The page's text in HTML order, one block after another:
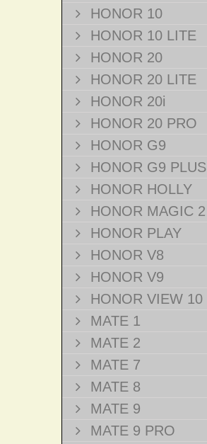
HONOR 10
HONOR 10 LITE
HONOR 20
HONOR 20 LITE
HONOR 20i
HONOR 20 PRO
HONOR G9
HONOR G9 PLUS
HONOR HOLLY
HONOR MAGIC 2
HONOR PLAY
HONOR V8
HONOR V9
HONOR VIEW 10
MATE 1
MATE 2
MATE 7
MATE 8
MATE 9
MATE 9 PRO